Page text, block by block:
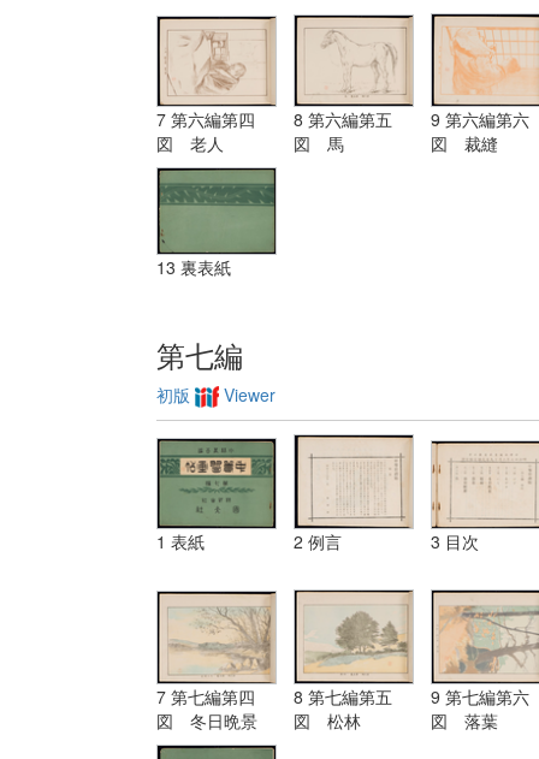
7 第六編第四
図 老人
8 第六編第五
図 馬
9 第六編第六
図 裁縫
13 裏表紙
第七編
初版 Viewer
1 表紙 2 例言 3 目次
7 第七編第四
図 冬日晩景
8 第七編第五
図 松林
9 第七編第六
図 落葉